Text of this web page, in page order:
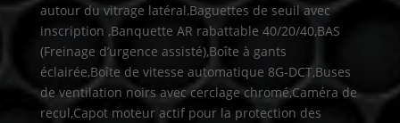
autour du vitrage latéral,Baguettes de seuil avec
inscription ,Banquette AR rabattable 40/20/40,BAS
(Freinage d’urgence assisté),Boîte à gants
éclairée,Boîte de vitesse automatique 8G-DCT,Buses
de ventilation noirs avec cerclage chromé,Caméra de
recul,Capot moteur actif pour la protection des